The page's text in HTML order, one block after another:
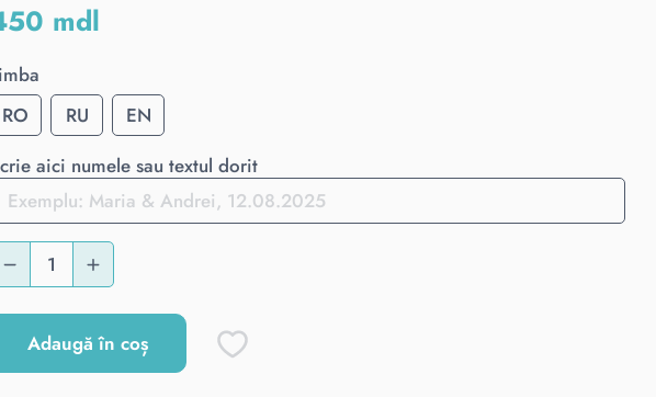
mdl
RO
RU
EN
aici numele sau textul dorit
Adaugă în coș